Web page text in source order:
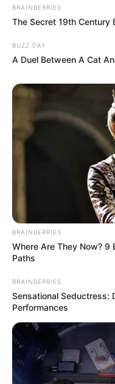
BRAINBERRIES
The Secret 19th Century
BUZZ DAY
A Duel Between A Cat
BRAINBERRIES
Where Are They Now? 9
Paths
BRAINBERRIES
Sensational Seductress:
Performances